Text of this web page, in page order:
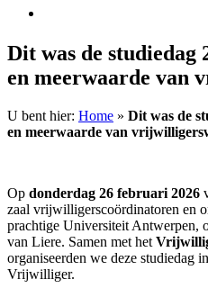
Dit was de studiedag
en meerwaarde van
U bent hier: Home » Dit was de
en meerwaarde van
Op donderdag 26 februari 2026
zaal vrijwilligerscoördinatoren en
prachtige Universiteit Antwerpen,
van Liere. Samen met het
organiseerden we deze studiedag
Vrijwilliger.